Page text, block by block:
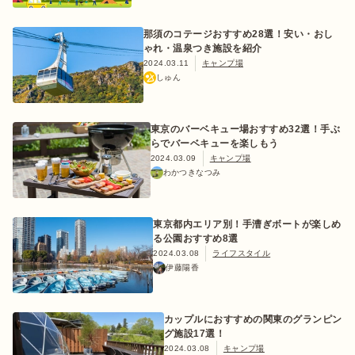
那須のコテージおすすめ28選！安い・おし
ゃれ・温泉つき施設を紹介
2024.03.11
キャンプ場
しゅん
東京のバーベキュー場おすすめ32選！手ぶ
らでバーベキューを楽しもう
2024.03.09
キャンプ場
わかつきなつみ
東京都内エリア別！手漕ぎボートが楽しめ
る公園おすすめ8選
2024.03.08
ライフスタイル
伊藤陽香
カップルにおすすめの関東のグランピン
グ施設17選！
2024.03.08 キャンプ場